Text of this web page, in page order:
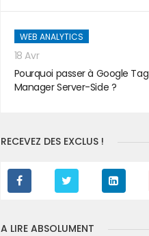
WEB ANALYTICS
18 Avr
Pourquoi passer à Google Tag
Manager Server-Side ?
RECEVEZ DES EXCLUS !
A LIRE ABSOLUMENT